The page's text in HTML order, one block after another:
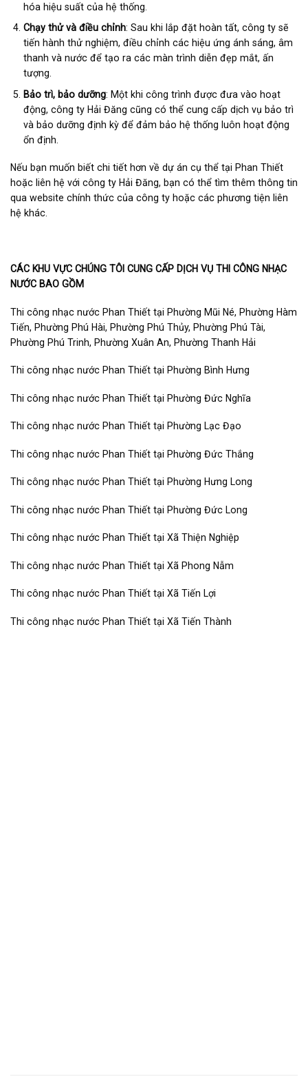
hóa hiệu suất của hệ thống.
Chạy thử và điều chỉnh: Sau khi lắp đặt hoàn tất, công ty sẽ
tiến hành thử nghiệm, điều chỉnh các hiệu ứng ánh sáng, âm
thanh và nước để tạo ra các màn trình diễn đẹp mắt, ấn
tượng.
Bảo trì, bảo dưỡng: Một khi công trình được đưa vào hoạt
động, công ty Hải Đăng cũng có thể cung cấp dịch vụ bảo trì
và bảo dưỡng định kỳ để đảm bảo hệ thống luôn hoạt động
ổn định.
Nếu bạn muốn biết chi tiết hơn về dự án cụ thể tại Phan Thiết
hoặc liên hệ với công ty Hải Đăng, bạn có thể tìm thêm thông tin
qua website chính thức của công ty hoặc các phương tiện liên
hệ khác.
CÁC KHU VỰC CHÚNG TÔI CUNG CẤP DỊCH VỤ THI CÔNG NHẠC
NƯỚC BAO GỒM
Thi công nhạc nước Phan Thiết tại Phường Mũi Né, Phường Hàm
Tiến, Phường Phú Hài, Phường Phú Thủy, Phường Phú Tài,
Phường Phú Trinh, Phường Xuân An, Phường Thanh Hải
Thi công nhạc nước Phan Thiết tại Phường Bình Hưng
Thi công nhạc nước Phan Thiết tại Phường Đức Nghĩa
Thi công nhạc nước Phan Thiết tại Phường Lạc Đạo
Thi công nhạc nước Phan Thiết tại Phường Đức Thắng
Thi công nhạc nước Phan Thiết tại Phường Hưng Long
Thi công nhạc nước Phan Thiết tại Phường Đức Long
Thi công nhạc nước Phan Thiết tại Xã Thiện Nghiệp
Thi công nhạc nước Phan Thiết tại Xã Phong Nẫm
Thi công nhạc nước Phan Thiết tại Xã Tiến Lợi
Thi công nhạc nước Phan Thiết tại Xã Tiến Thành